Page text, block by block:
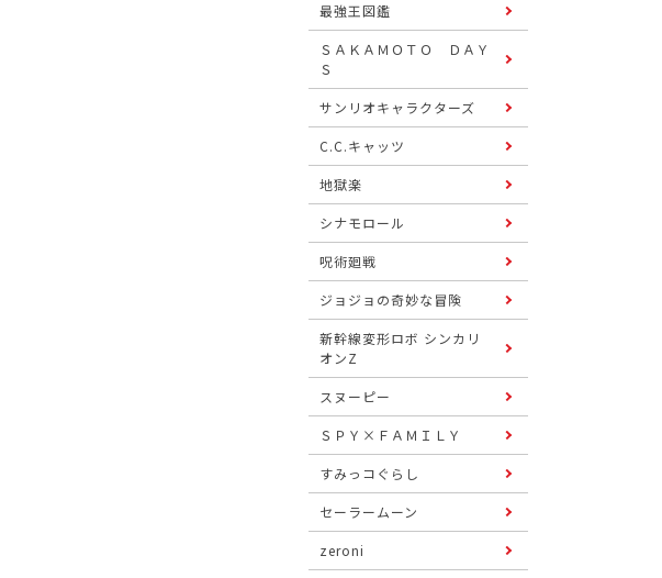
最強王図鑑
ＳＡＫＡＭＯＴＯ ＤＡＹ
Ｓ
サンリオキャラクターズ
C.C.キャッツ
地獄楽
シナモロール
呪術廻戦
ジョジョの奇妙な冒険
新幹線変形ロボ シンカリ
オンZ
スヌーピー
ＳＰＹ×ＦＡＭＩＬＹ
すみっコぐらし
セーラームーン
zeroni